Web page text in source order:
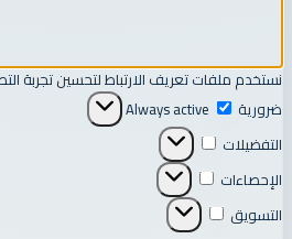
نستخدم ملفات تعريف الارتباط لتحسين تجربة
ضرورية
ضرورية
Always active
التفضيلات
التفضيلات
الإحصاءات
الإحصاءات
التسويق
التسويق